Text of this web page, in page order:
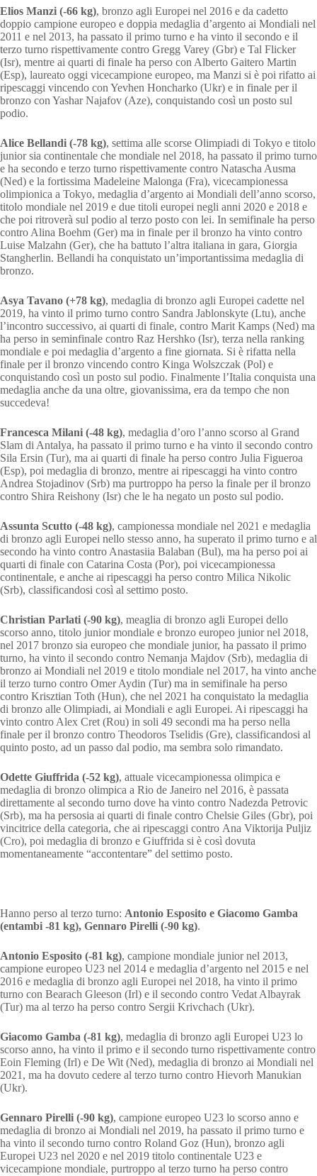
Elios Manzi (-66 kg), bronzo agli Europei nel 2016 e da cadetto
doppio campione europeo e doppia medaglia d’argento ai Mondiali nel
2011 e nel 2013, ha passato il primo turno e ha vinto il secondo e il
terzo turno rispettivamente contro Gregg Varey (Gbr) e Tal Flicker
(Isr), mentre ai quarti di finale ha perso con Alberto Gaitero Martin
(Esp), laureato oggi vicecampione europeo, ma Manzi si è poi rifatto ai
ripescaggi vincendo con Yevhen Honcharko (Ukr) e in finale per il
bronzo con Yashar Najafov (Aze), conquistando così un posto sul
podio.
Alice Bellandi (-78 kg), settima alle scorse Olimpiadi di Tokyo e titolo
junior sia continentale che mondiale nel 2018, ha passato il primo turno
e ha secondo e terzo turno rispettivamente contro Natascha Ausma
(Ned) e la fortissima Madeleine Malonga (Fra), vicecampionessa
olimpionica a Tokyo, medaglia d’argento ai Mondiali dell’anno scorso,
titolo mondiale nel 2019 e due titoli europei negli anni 2020 e 2018 e
che poi ritroverà sul podio al terzo posto con lei. In semifinale ha perso
contro Alina Boehm (Ger) ma in finale per il bronzo ha vinto contro
Luise Malzahn (Ger), che ha battuto l’altra italiana in gara, Giorgia
Stangherlin. Bellandi ha conquistato un’importantissima medaglia di
bronzo.
Asya Tavano (+78 kg), medaglia di bronzo agli Europei cadette nel
2019, ha vinto il primo turno contro Sandra Jablonskyte (Ltu), anche
l’incontro successivo, ai quarti di finale, contro Marit Kamps (Ned) ma
ha perso in seminfinale contro Raz Hershko (Isr), terza nella ranking
mondiale e poi medaglia d’argento a fine giornata. Si è rifatta nella
finale per il bronzo vincendo contro Kinga Wolszczak (Pol) e
conquistando così un posto sul podio. Finalmente l’Italia conquista una
medaglia anche da una oltre, giovanissima, era da tempo che non
succedeva!
Francesca Milani (-48 kg), medaglia d’oro l’anno scorso al Grand
Slam di Antalya, ha passato il primo turno e ha vinto il secondo contro
Sila Ersin (Tur), ma ai quarti di finale ha perso contro Julia Figueroa
(Esp), poi medaglia di bronzo, mentre ai ripescaggi ha vinto contro
Andrea Stojadinov (Srb) ma purtroppo ha perso la finale per il bronzo
contro Shira Reishony (Isr) che le ha negato un posto sul podio.
Assunta Scutto (-48 kg), campionessa mondiale nel 2021 e medaglia
di bronzo agli Europei nello stesso anno, ha superato il primo turno e al
secondo ha vinto contro Anastasiia Balaban (Bul), ma ha perso poi ai
quarti di finale con Catarina Costa (Por), poi vicecampionessa
continentale, e anche ai ripescaggi ha perso contro Milica Nikolic
(Srb), classificandosi così al settimo posto.
Christian Parlati (-90 kg), meaglia di bronzo agli Europei dello
scorso anno, titolo junior mondiale e bronzo europeo junior nel 2018,
nel 2017 bronzo sia europeo che mondiale junior, ha passato il primo
turno, ha vinto il secondo contro Nemanja Majdov (Srb), medaglia di
bronzo ai Mondiali nel 2019 e titolo mondiale nel 2017, ha vinto anche
il terzo turno contro Omer Aydin (Tur) ma in semifinale ha perso
contro Krisztian Toth (Hun), che nel 2021 ha conquistato la medaglia
di bronzo alle Olimpiadi, ai Mondiali e agli Europei. Ai ripescaggi ha
vinto contro Alex Cret (Rou) in soli 49 secondi ma ha perso nella
finale per il bronzo contro Theodoros Tselidis (Gre), classificandosi al
quinto posto, ad un passo dal podio, ma sembra solo rimandato.
Odette Giuffrida (-52 kg), attuale vicecampionessa olimpica e
medaglia di bronzo olimpica a Rio de Janeiro nel 2016, è passata
direttamente al secondo turno dove ha vinto contro Nadezda Petrovic
(Srb), ma ha persosia ai quarti di finale contro Chelsie Giles (Gbr), poi
vincitrice della categoria, che ai ripescaggi contro Ana Viktorija Puljiz
(Cro), poi medaglia di bronzo e Giuffrida si è così dovuta
momentaneamente “accontentare” del settimo posto.
Hanno perso al terzo turno: Antonio Esposito e Giacomo Gamba
(entambi -81 kg), Gennaro Pirelli (-90 kg).
Antonio Esposito (-81 kg), campione mondiale junior nel 2013,
campione europeo U23 nel 2014 e medaglia d’argento nel 2015 e nel
2016 e medaglia di bronzo agli Europei nel 2018, ha vinto il primo
turno con Bearach Gleeson (Irl) e il secondo contro Vedat Albayrak
(Tur) ma al terzo ha perso contro Sergii Krivchach (Ukr).
Giacomo Gamba (-81 kg), medaglia di bronzo agli Europei U23 lo
scorso anno, ha vinto il primo e il secondo turno rispettivamente contro
Eoin Fleming (Irl) e De Wit (Ned), medaglia di bronzo ai Mondiali nel
2021, ma ha dovuto cedere al terzo turno contro Hievorh Manukian
(Ukr).
Gennaro Pirelli (-90 kg), campione europeo U23 lo scorso anno e
medaglia di bronzo ai Mondiali nel 2019, ha passato il primo turno e
ha vinto il secondo turno contro Roland Goz (Hun), bronzo agli
Europei U23 nel 2020 e nel 2019 titolo continentale U23 e
vicecampione mondiale, purtroppo al terzo turno ha perso contro